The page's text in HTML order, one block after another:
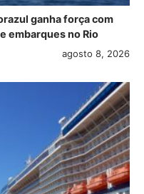
ganha força com
embarques no Rio
agosto 8, 2026